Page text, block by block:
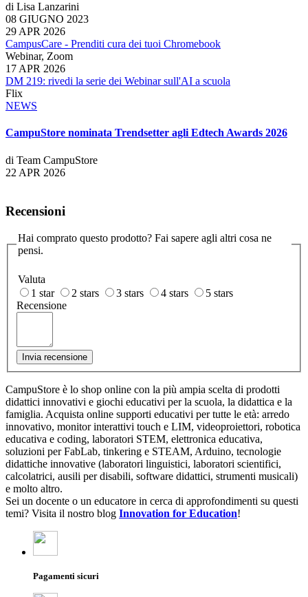
di Lisa Lanzarini
08 GIUGNO 2023
29 APR 2026
CampusCare - Prenditi cura dei tuoi Chromebook
Webinar, Zoom
17 APR 2026
DM 219: rivedi la serie dei Webinar sull'AI a scuola
Flix
NEWS
CampuStore nominata Trendsetter agli Edtech Awards 2026
di Team CampuStore
22 APR 2026
Recensioni
Hai comprato questo prodotto? Fai sapere agli altri cosa ne
pensi.
Valuta
1 star
2 stars 3 stars 4 stars
5 stars
Recensione
Invia recensione
CampuStore è lo shop online con la più ampia scelta di prodotti
didattici innovativi e giochi educativi per la scuola, la didattica e la
famiglia. Acquista online supporti educativi per tutte le età: arredo
innovativo, monitor interattivi touch e LIM, videoproiettori, robotica
educativa e coding, laboratori STEM, elettronica educativa,
soluzioni per FabLab, tinkering e STEAM, Arduino, tecnologie
didattiche innovative (laboratori linguistici, laboratori scientifici,
calcolatrici, ausili per disabili, software didattici, strumenti musicali)
e molto altro.
Sei un docente o un educatore in cerca di approfondimenti su questi
temi? Visita il nostro blog Innovation for Education!
Pagamenti sicuri